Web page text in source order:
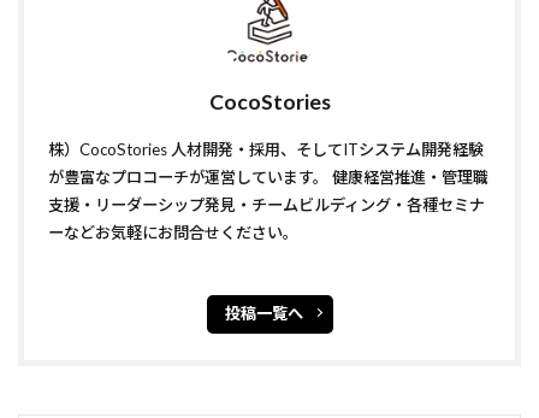
CocoStories
株）CocoStories 人材開発・採用、そしてITシステム開発経験
が豊富なプロコーチが運営しています。 健康経営推進・管理職
支援・リーダーシップ発見・チームビルディング・各種セミナ
ーなどお気軽にお問合せください。
投稿一覧へ